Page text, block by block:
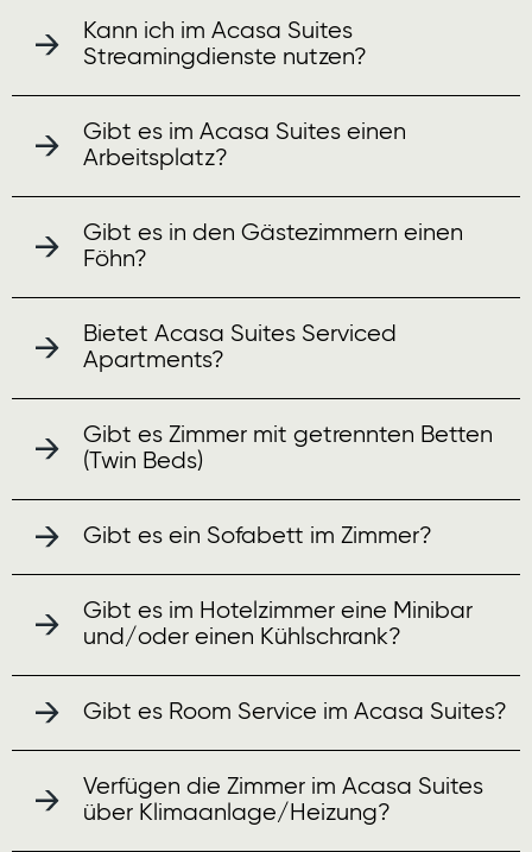
Kann ich im Acasa Suites
Streamingdienste nutzen?
Gibt es im Acasa Suites einen
Arbeitsplatz?
Gibt es in den Gästezimmern einen
Föhn?
Bietet Acasa Suites Serviced
Apartments?
Gibt es Zimmer mit getrennten Betten
(Twin Beds)
Gibt es ein Sofabett im Zimmer?
Gibt es im Hotelzimmer eine Minibar
und/oder einen Kühlschrank?
Gibt es Room Service im Acasa Suites?
Verfügen die Zimmer im Acasa Suites
über Klimaanlage/Heizung?